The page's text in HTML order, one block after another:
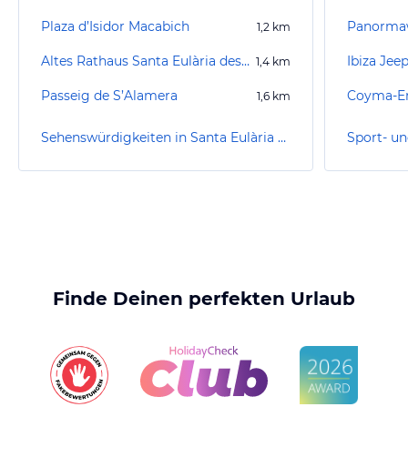
Plaza d’Isidor Macabich 1,2 km
Altes Rathaus Santa Eulària des Riu 1,4 km
Passeig de S’Alamera 1,6 km
Sehenswürdigkeiten in Santa Eulària des Riu
Ibiza
Coyma-
Finde Deinen perfekten Urlaub